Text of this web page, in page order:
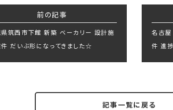
前の記事
筑西市下館 新築 ベーカリー 設計施
だいぶ形になってきました☆
名古
件 進
記事一覧に戻る